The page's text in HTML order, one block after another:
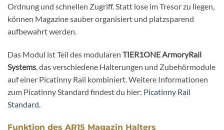
Ordnung und schnellen Zugriff. Statt lose im Tresor zu liegen,
können Magazine sauber organisiert und platzsparend
aufbewahrt werden.
Das Modul ist Teil des modularen TIER1ONE ArmoryRail
Systems, das verschiedene Halterungen und Zubehörmodule
auf einer Picatinny Rail kombiniert. Weitere Informationen
zum Picatinny Standard findest du hier: Picatinny Rail
Standard.
Funktion des AR15 Magazin Halters